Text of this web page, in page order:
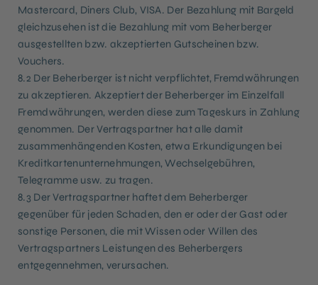
Mastercard, Diners Club, VISA. Der Bezahlung mit Bargeld
gleichzusehen ist die Bezahlung mit vom Beherberger
ausgestellten bzw. akzeptierten Gutscheinen bzw.
Vouchers.
8.2 Der Beherberger ist nicht verpflichtet, Fremdwährungen
zu akzeptieren. Akzeptiert der Beherberger im Einzelfall
Fremdwährungen, werden diese zum Tageskurs in Zahlung
genommen. Der Vertragspartner hat alle damit
zusammenhängenden Kosten, etwa Erkundigungen bei
Kreditkartenunternehmungen, Wechselgebühren,
Telegramme usw. zu tragen.
8.3 Der Vertragspartner haftet dem Beherberger
gegenüber für jeden Schaden, den er oder der Gast oder
sonstige Personen, die mit Wissen oder Willen des
Vertragspartners Leistungen des Beherbergers
entgegennehmen, verursachen.